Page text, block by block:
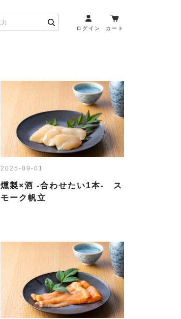
ワイン・スパークリング
ウイスキー・ブランデー
その他（クラフトビール
etc）
ログイン カート
2025-09-01
燻製×酒 -合わせたい1本- ス
モーク帆立